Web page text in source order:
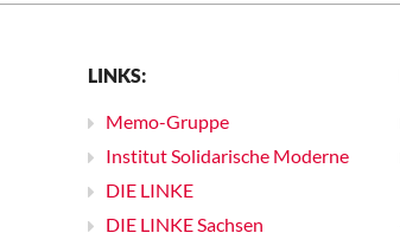
LINKS:
Memo-Gruppe
Institut Solidarische Moderne
DIE LINKE
DIE LINKE Sachsen